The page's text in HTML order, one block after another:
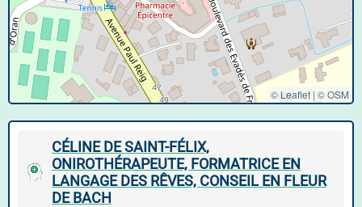
© Leaflet | ©OSM
CÉLINE DE SAINT-FÉLIX,
ONIROTHÉRAPEUTE, FORMATRICE EN
LANGAGE DES RÊVES, CONSEIL EN FLEUR
DE BACH